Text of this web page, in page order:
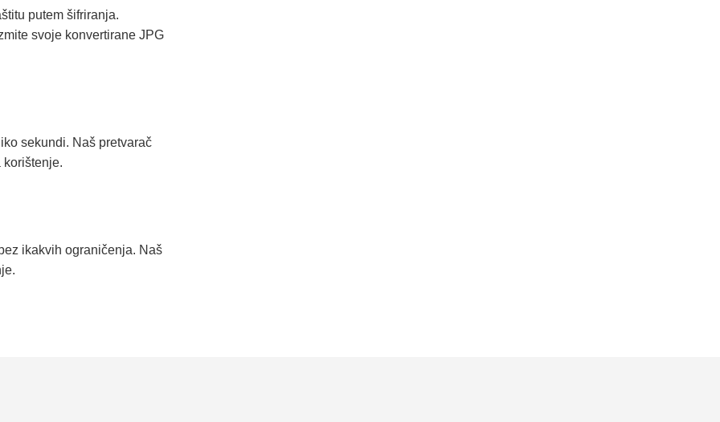
putem šifriranja.
svoje konvertirane JPG
sekundi. Naš pretvarač
korištenje.
ikakvih ograničenja. Naš